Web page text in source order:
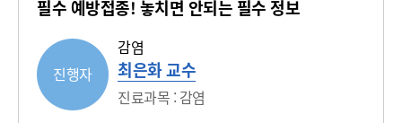
필수 예방접종! 놓치면 안되는 필수 정보
진행자
감염
최은화 교수
진료과목 : 감염